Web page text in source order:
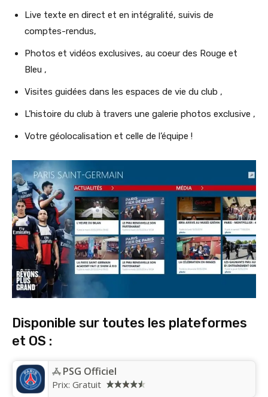
Live texte en direct et en intégralité, suivis de
comptes-rendus,
Photos et vidéos exclusives, au coeur des Rouge et
Bleu ,
Visites guidées dans les espaces de vie du club ,
L’histoire du club à travers une galerie photos exclusive ,
Votre géolocalisation et celle de l’équipe !
Disponible sur toutes les plateformes
et OS :
PSG Officiel
Prix: Gratuit